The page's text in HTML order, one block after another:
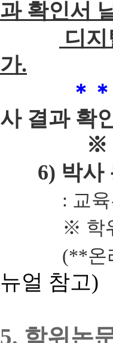
과 확인서
디
가.
＊
사 결과 확
※ 자세한
6) 박사
: 교육부에
※ 학위청
(**온라
뉴얼 참고)
5. 학위논